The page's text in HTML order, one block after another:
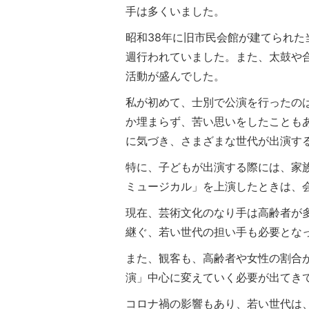
手は多くいました。
昭和38年に旧市民会館が建てられ
週行われていました。また、太鼓や
活動が盛んでした。
私が初めて、士別で公演を行った
か埋まらず、苦い思いをしたことも
に気づき、さまざまな世代が出演す
特に、子どもが出演する際には、家
ミュージカル」を上演したときは
現在、芸術文化のなり手は高齢者が
継ぐ、若い世代の担い手も必要とな
また、観客も、高齢者や女性の割
演」中心に変えていく必要が出てき
コロナ禍の影響もあり、若い世代